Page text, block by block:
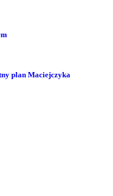
plan Maciejczyka